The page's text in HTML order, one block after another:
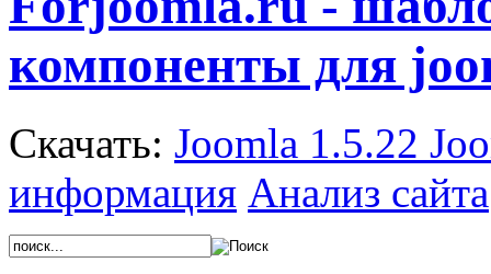
компоненты для
Скачать: Joomla 1.5.22
информация Анализ сайта